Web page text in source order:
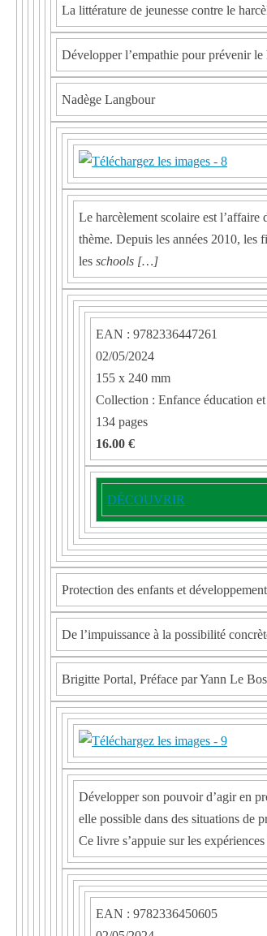
La littérature de jeunesse contre le
Développer l’empathie pour prévenir le
Nadège Langbour
Le harcèlement scolaire est l’affaire
thème. Depuis les années 2010, les
les schools […]
EAN : 9782336447261
02/05/2024
155 x 240 mm
Collection : Enfance éducation et
134 pages
16.00 €
DÉCOUVRIR
Protection des enfants et
De l’impuissance à la possibilité
Brigitte Portal, Préface par Yann Le
Développer son pouvoir d’agir en
elle possible dans des situations de
Ce livre s’appuie sur les
EAN : 9782336450605